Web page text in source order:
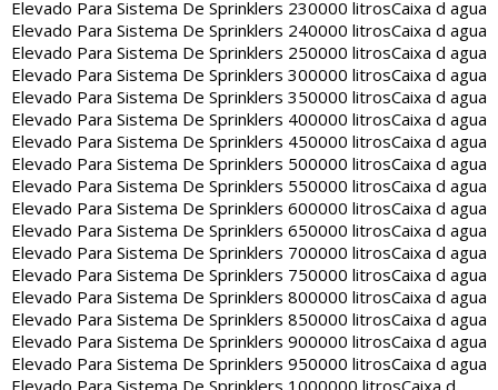
Elevado Para Sistema De Sprinklers 230000 litrosCaixa d agua
Elevado Para Sistema De Sprinklers 240000 litrosCaixa d agua
Elevado Para Sistema De Sprinklers 250000 litrosCaixa d agua
Elevado Para Sistema De Sprinklers 300000 litrosCaixa d agua
Elevado Para Sistema De Sprinklers 350000 litrosCaixa d agua
Elevado Para Sistema De Sprinklers 400000 litrosCaixa d agua
Elevado Para Sistema De Sprinklers 450000 litrosCaixa d agua
Elevado Para Sistema De Sprinklers 500000 litrosCaixa d agua
Elevado Para Sistema De Sprinklers 550000 litrosCaixa d agua
Elevado Para Sistema De Sprinklers 600000 litrosCaixa d agua
Elevado Para Sistema De Sprinklers 650000 litrosCaixa d agua
Elevado Para Sistema De Sprinklers 700000 litrosCaixa d agua
Elevado Para Sistema De Sprinklers 750000 litrosCaixa d agua
Elevado Para Sistema De Sprinklers 800000 litrosCaixa d agua
Elevado Para Sistema De Sprinklers 850000 litrosCaixa d agua
Elevado Para Sistema De Sprinklers 900000 litrosCaixa d agua
Elevado Para Sistema De Sprinklers 950000 litrosCaixa d agua